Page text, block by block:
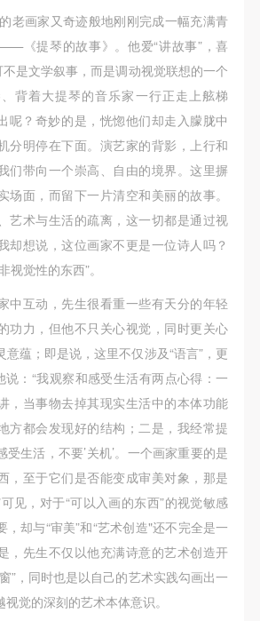
老画家又奇迹般地刚刚完成一幅充满青
《提琴的故事》。他爱“讲故事”，喜
不是文学叙事，而是调动视觉联想的一个
背着大提琴的音乐家一行正走上舷梯
？奇妙的是，恍惚他们却走入朦胧中
分明停在下面。演艺家的背影，上行和
们带向一个崇高、自由的境界。这里摒
场面，而留下一片清空和美丽的故事。
艺术与生活的疏离，这一切都是通过视
却想说，这位画家不更是一位诗人吗？
视觉性的东西”。
中互动，先生很看重一些有天分的年轻
功力，但他不只关心视觉，同时更关心
蕴；即是说，这里不仅涉及“语言”，更
说：“我观察和感受生活有两点心得：一
，当事物去掉其现实生活中的本体功能
方都会发现好的结构；二是，我经常提
生活，不要’关机’。一个画家重要的是
，至于它们是否能变成审美对象，那是
见，对于“可以入画的东西”的视觉敏感
却与“审美”和“艺术创造"还不完全是一
，先生不仅以他充满诗意的艺术创造开
”，同时也是以自己的艺术实践勾画出一
觉的深刻的艺术本体意识。
动期间的人身安全责任自负。鼓
身安全保险。活动中一旦出现事
故当事人及美术馆将不承担人身
有互相援助的义务。参加活动的
组织实施救援工作，但对事故本
任和经济责任。参加本次活动者
事及相关连带责任。
动期间应主动遵守美术馆活动秩
中一旦因个人原因造成美术馆场
衍生品等受到不同程度的损失、
事故当事人及美术馆将不承担相
由参与活动者根据相应的法律条
商和赔偿。并追究相应的法律责
动时应当在美术馆工作人员及活
进行，并正确的使用活动中所涉
作材料及配套设备、设施，若参
用相应绘画工具、创作材料及配
人受伤、伤害他人及造成相应工
施的故障或损坏。参与活动者应
动期间的人身安全责任自负。鼓
身安全保险。活动中一旦出现事
故当事人及美术馆将不承担人身
有互相援助的义务。参加活动的
组织实施救援工作，但对事故本
任和经济责任。参加本次活动者
事及相关连带责任。
动期间应主动遵守美术馆活动秩
中一旦因个人原因造成美术馆场
衍生品等受到不同程度的损失、
事故当事人及美术馆将不承担相
由参与活动者根据相应的法律条
商和赔偿。并追究相应的法律责
动时应当在美术馆工作人员及活
进行，并正确的使用活动中所涉
作材料及配套设备、设施，若参
用相应绘画工具、创作材料及配
人受伤、伤害他人及造成相应工
施的故障或损坏。参与活动者应
动期间的人身安全责任自负。鼓
身安全保险。活动中一旦出现事
故当事人及美术馆将不承担人身
有互相援助的义务。参加活动的
组织实施救援工作，但对事故本
任和经济责任。参加本次活动者
事及相关连带责任。
动期间应主动遵守美术馆活动秩
中一旦因个人原因造成美术馆场
衍生品等受到不同程度的损失、
事故当事人及美术馆将不承担相
由参与活动者根据相应的法律条
商和赔偿。并追究相应的法律责
动时应当在美术馆工作人员及活
进行，并正确的使用活动中所涉
作材料及配套设备、设施，若参
用相应绘画工具、创作材料及配
人受伤、伤害他人及造成相应工
施的故障或损坏。参与活动者应